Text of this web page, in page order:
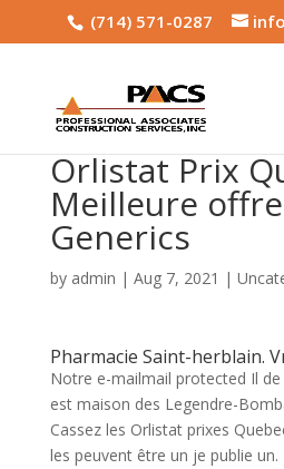
(714) 571-0287
Orlistat Prix
Meilleure
Generics
by admin | Aug 7, 2021 |
Pharmacie Saint-herblain.
Notre e-mailmail protected Il
est maison des Legendre-
Cassez les Orlistat prixes
les peuvent être un je publie un.